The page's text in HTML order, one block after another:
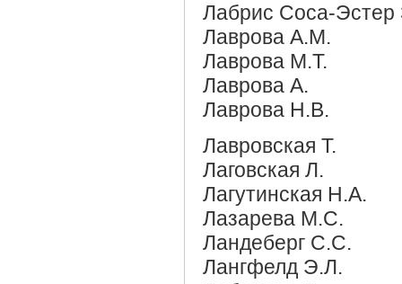
Лабрис Соса-Эстер
Лаврова А.М.
Лаврова М.Т.
Лаврова А.
Лаврова Н.В.
Лавровская Т.
Лаговская Л.
Лагутинская Н.А.
Лазарева М.С.
Ландеберг С.С.
Лангфелд Э.Л.